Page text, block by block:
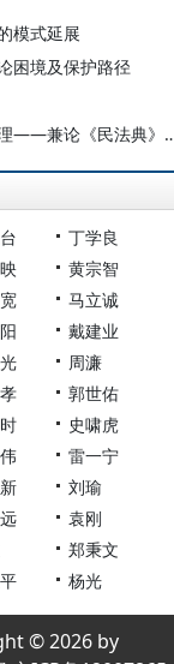
模式延展
困境及保护路径
丁晓东：隐私权保护与个人信息保护关
丁学良
黄宗智
马立诚
戴建业
周濂
郭世佑
史啸虎
雷一宁
刘瑜
袁刚
郑秉文
杨光
© 2026 by